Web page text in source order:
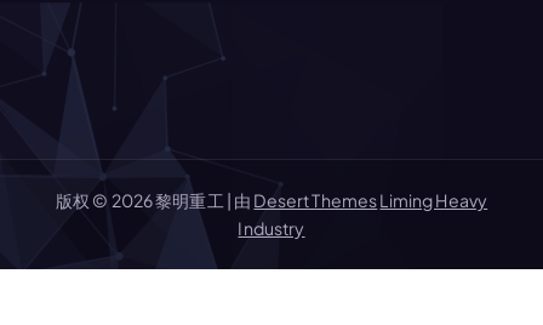
版权 © 2026 黎明重工 | 由 Desert ThemesLiming Heavy
Industry